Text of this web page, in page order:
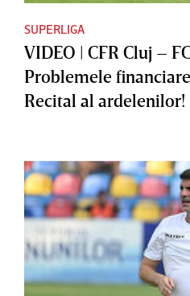
SUPERLIGA
VIDEO | CFR Cluj –
Problemele
Recital al ardelenilor!